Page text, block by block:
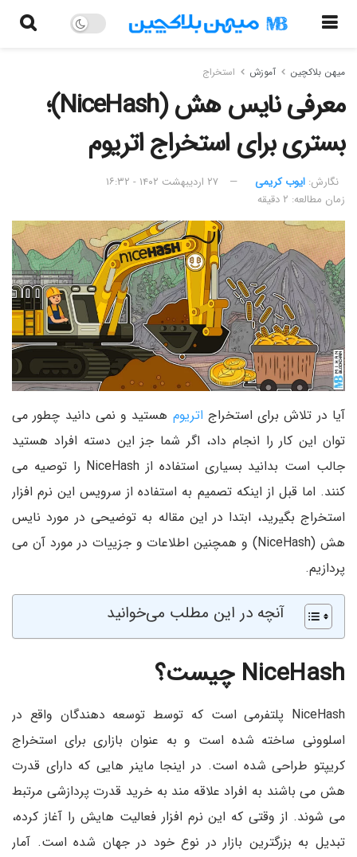
میهن بلاکچین آموزش استخراج
معرفی نایس هش (NiceHash)؛
بستری برای استخراج اتریوم
نگارش:‌ ایوب کریمی
۲۷ اردیبهشت ۱۴۰۲ - ۱۶:۳۲
زمان مطالعه: ۲ دقیقه
آیا در تلاش برای استخراج اتریوم هستید و نمی دانید چطور می
توان این کار را انجام داد، اگر شما جز این دسته افراد هستید
جالب است بدانید بسیاری استفاده از NiceHash را توصیه می
کنند. اما قبل از اینکه تصمیم به استفاده از سرویس این نرم افزار
استخراج بگیرید، ابتدا در این مقاله به توضیحی در مورد نایس
هش (NiceHash) و همچنین اطلاعات و جزییات در مورد آن می
پردازیم.
آنچه در این مطلب می‌خوانید
NiceHash چیست؟
NiceHash پلتفرمی است که توسط توسعه دهندگان واقع در
اسلوونی ساخته شده است و به عنوان بازاری برای استخراج
کریپتو طراحی شده است. در اینجا ماینر هایی که دارای قدرت
هش می باشند به افراد علاقه مند به خرید قدرت پردازشی مرتبط
می شوند. از وقتی که این نرم افزار فعالیت هایش را آغاز کرده،
تبدیل به بزرگترین بازار در نوع خود در جهان شده است. آمار